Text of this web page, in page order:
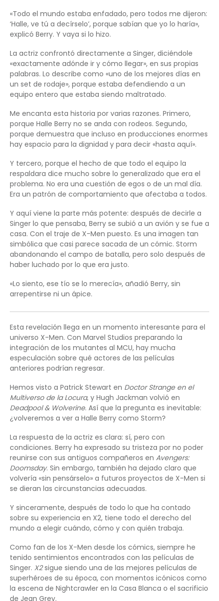
«Todo el mundo estaba enfadado, pero todos me dijeron:
‘Halle, ve tú a decírselo’, porque sabían que yo lo haría»,
explicó Berry. Y vaya si lo hizo.
La actriz confrontó directamente a Singer, diciéndole
«exactamente adónde ir y cómo llegar», en sus propias
palabras. Lo describe como «uno de los mejores días en
un set de rodaje», porque estaba defendiendo a un
equipo entero que estaba siendo maltratado.
Me encanta esta historia por varias razones. Primero,
porque Halle Berry no se anda con rodeos. Segundo,
porque demuestra que incluso en producciones enormes
hay espacio para la dignidad y para decir «hasta aquí».
Y tercero, porque el hecho de que todo el equipo la
respaldara dice mucho sobre lo generalizado que era el
problema. No era una cuestión de egos o de un mal día.
Era un patrón de comportamiento que afectaba a todos.
Y aquí viene la parte más potente: después de decirle a
Singer lo que pensaba, Berry se subió a un avión y se fue a
casa. Con el traje de X-Men puesto. Es una imagen tan
simbólica que casi parece sacada de un cómic. Storm
abandonando el campo de batalla, pero solo después de
haber luchado por lo que era justo.
«Lo siento, ese tío se lo merecía», añadió Berry, sin
arrepentirse ni un ápice.
Esta revelación llega en un momento interesante para el
universo X-Men. Con Marvel Studios preparando la
integración de los mutantes al MCU, hay mucha
especulación sobre qué actores de las películas
anteriores podrían regresar.
Hemos visto a Patrick Stewart en Doctor Strange en el
Multiverso de la Locura, y Hugh Jackman volvió en
Deadpool & Wolverine. Así que la pregunta es inevitable:
¿volveremos a ver a Halle Berry como Storm?
La respuesta de la actriz es clara: sí, pero con
condiciones. Berry ha expresado su tristeza por no poder
reunirse con sus antiguos compañeros en Avengers:
Doomsday. Sin embargo, también ha dejado claro que
volvería «sin pensárselo» a futuros proyectos de X-Men si
se dieran las circunstancias adecuadas.
Y sinceramente, después de todo lo que ha contado
sobre su experiencia en X2, tiene todo el derecho del
mundo a elegir cuándo, cómo y con quién trabaja.
Como fan de los X-Men desde los cómics, siempre he
tenido sentimientos encontrados con las películas de
Singer. X2sigue siendo una de las mejores películas de
superhéroes de su época, con momentos icónicos como
la escena de Nightcrawler en la Casa Blanca o el sacrificio
de Jean Grey.